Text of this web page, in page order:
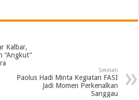
Kalbar,
“Angkut”
Setelah
Paolus Hadi Minta Kegiatan FASI
Jadi Momen Perkenalkan
Sanggau